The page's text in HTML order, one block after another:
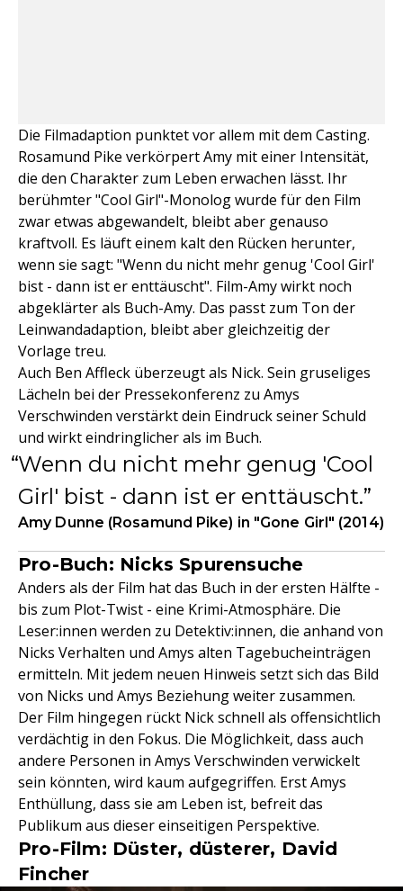
Die Filmadaption punktet vor allem mit dem Casting.
Rosamund Pike verkörpert Amy mit einer Intensität,
die den Charakter zum Leben erwachen lässt. Ihr
berühmter "Cool Girl"-Monolog wurde für den Film
zwar etwas abgewandelt, bleibt aber genauso
kraftvoll. Es läuft einem kalt den Rücken herunter,
wenn sie sagt: "Wenn du nicht mehr genug 'Cool Girl'
bist - dann ist er enttäuscht". Film-Amy wirkt noch
abgeklärter als Buch-Amy. Das passt zum Ton der
Leinwandadaption, bleibt aber gleichzeitig der
Vorlage treu.
Auch Ben Affleck überzeugt als Nick. Sein gruseliges
Lächeln bei der Pressekonferenz zu Amys
Verschwinden verstärkt dein Eindruck seiner Schuld
und wirkt eindringlicher als im Buch.
Wenn du nicht mehr genug 'Cool
Girl' bist - dann ist er enttäuscht.
Amy Dunne (Rosamund Pike) in "Gone Girl" (2014)
Pro-Buch: Nicks Spurensuche
Anders als der Film hat das Buch in der ersten Hälfte -
bis zum Plot-Twist - eine Krimi-Atmosphäre. Die
Leser:innen werden zu Detektiv:innen, die anhand von
Nicks Verhalten und Amys alten Tagebucheinträgen
ermitteln. Mit jedem neuen Hinweis setzt sich das Bild
von Nicks und Amys Beziehung weiter zusammen.
Der Film hingegen rückt Nick schnell als offensichtlich
verdächtig in den Fokus. Die Möglichkeit, dass auch
andere Personen in Amys Verschwinden verwickelt
sein könnten, wird kaum aufgegriffen. Erst Amys
Enthüllung, dass sie am Leben ist, befreit das
Publikum aus dieser einseitigen Perspektive.
Pro-Film: Düster, düsterer, David
Fincher